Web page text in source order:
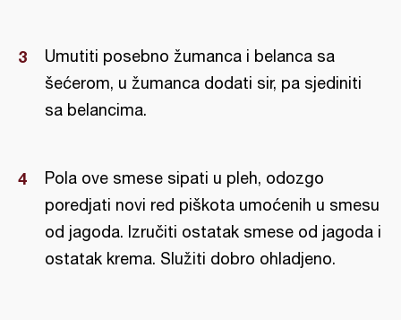
Umutiti posebno žumanca i belanca sa
šećerom, u žumanca dodati sir, pa sjediniti
sa belancima.
Pola ove smese sipati u pleh, odozgo
poredjati novi red piškota umoćenih u smesu
od jagoda. Izručiti ostatak smese od jagoda i
ostatak krema. Služiti dobro ohladjeno.